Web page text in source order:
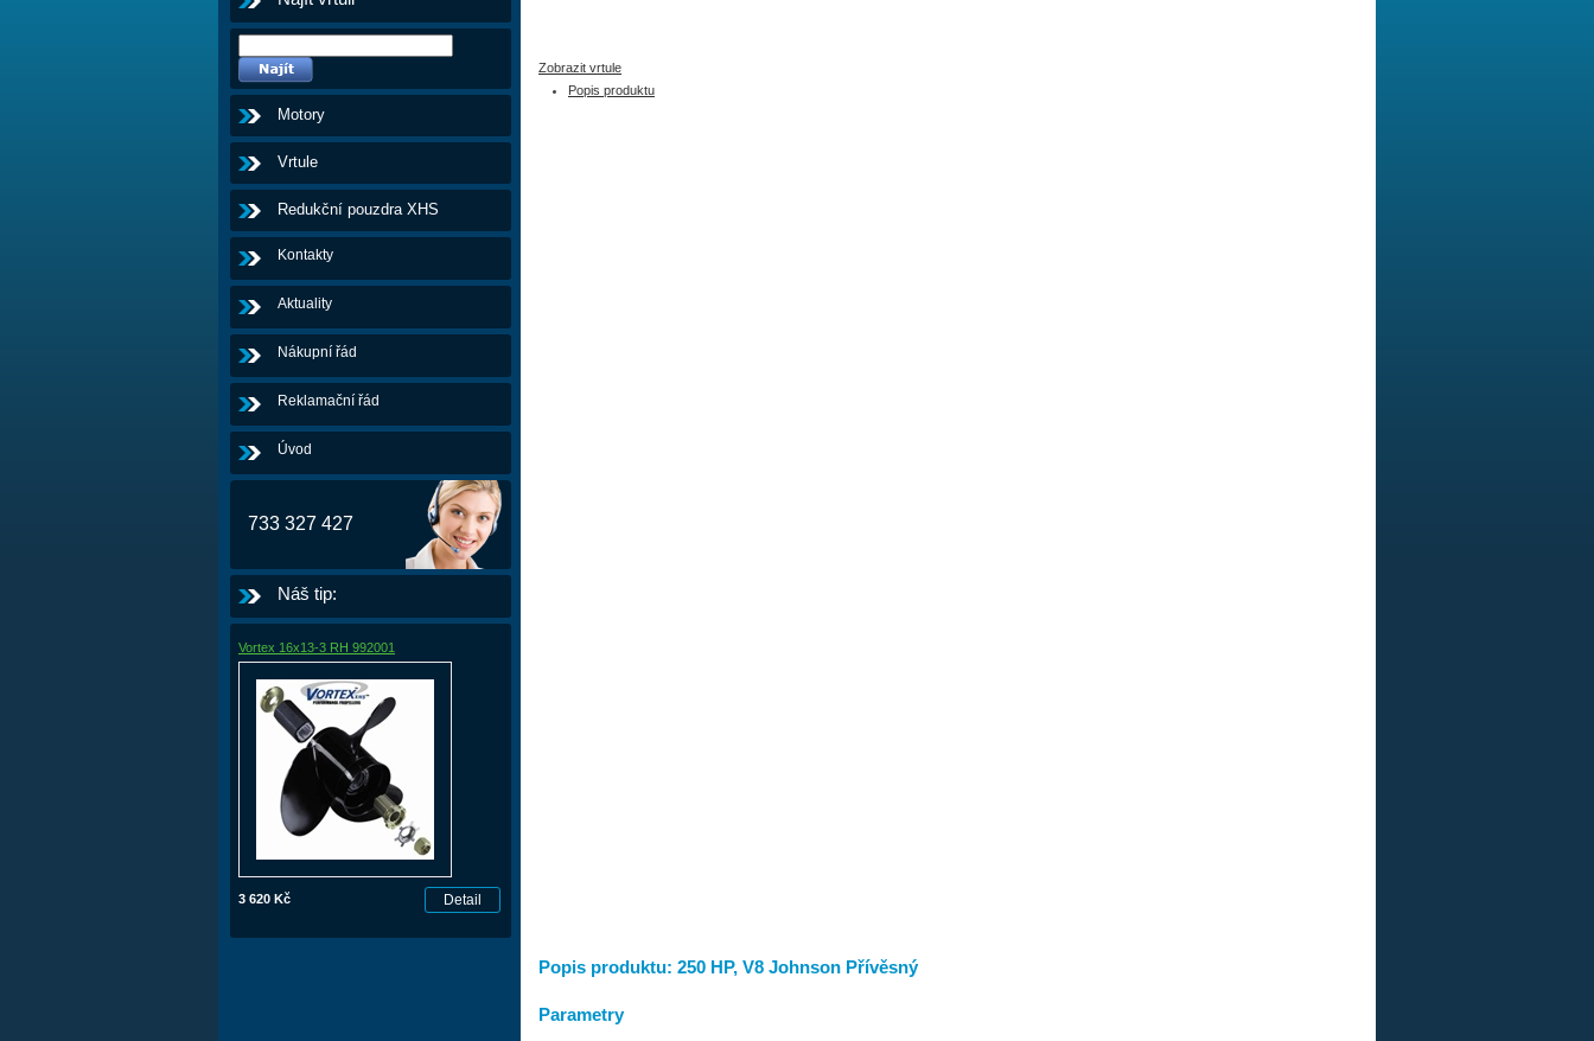
Motory
Vrtule
Redukční pouzdra XHS
Kontakty
Aktuality
Nákupní řád
Reklamační řád
Úvod
733 327 427
Náš tip:
Vortex 16x13-3 RH 992001
3 620 Kč
Zobrazit vrtule
Popis produktu
Popis produktu: 250 HP, V8 Johnson Přívěsný
Parametry